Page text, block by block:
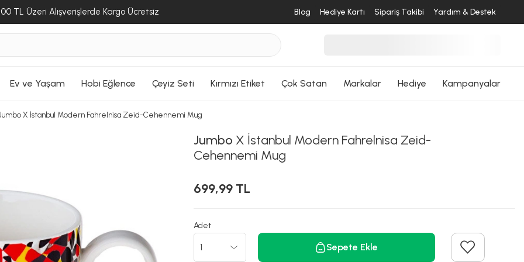
TL Üzeri Alışverişlerde Kargo Ücretsiz Blog Hediye Kartı Sipariş Takibi Yardım & Destek
Ev ve Yaşam Hobi Eğlence Çeyiz Seti Kırmızı Etiket Çok Satan Markalar Hediye Kampanyalar
X İstanbul Modern Fahrelnisa Zeid-Cehennemi Mug
Jumbo X İstanbul Modern Fahrelnisa Zeid-
Cehennemi Mug
699,99 TL
Adet
Sepete Ekle
SEPETE GİT
SEPETE GİT